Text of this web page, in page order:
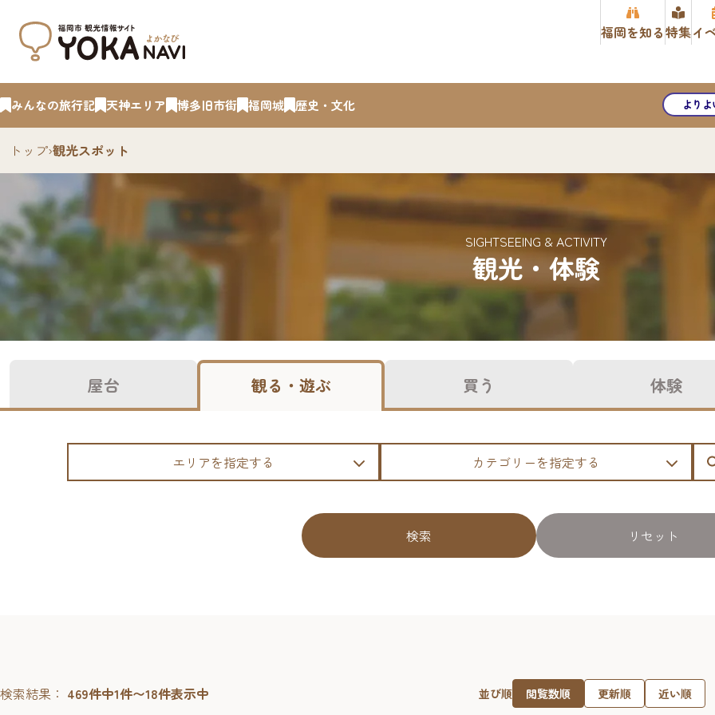
福岡を知る特集イ
みんなの旅行記 天神エリア 博多旧市街 福岡城 歴史・文化 より
トップ›観光スポット
観光・体験
SIGHTSEEING & ACTIVITY
屋台 観る・遊ぶ 買う 体験
エリアを指定する カテゴリーを指定する
検索 リセット
検索結果： 469件中1件〜18件表示中 並び順 閲覧数順 更新順 近い順